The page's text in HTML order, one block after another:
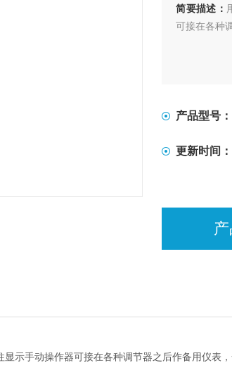
简要描述：
可接在各种
产品型号：
更新时间：
示手动操作器可接在各种调节器之后作备用仪表